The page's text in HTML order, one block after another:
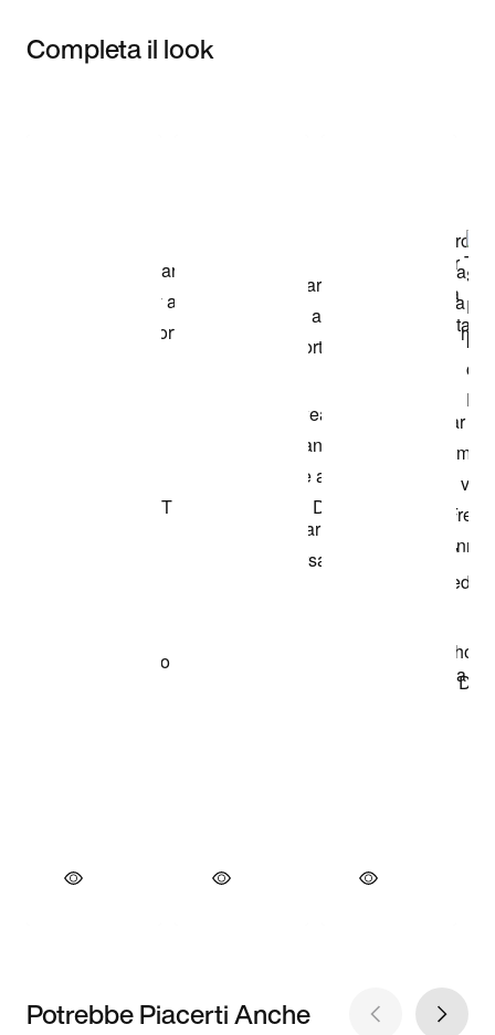
Completa il look
Potrebbe Piacerti Anche